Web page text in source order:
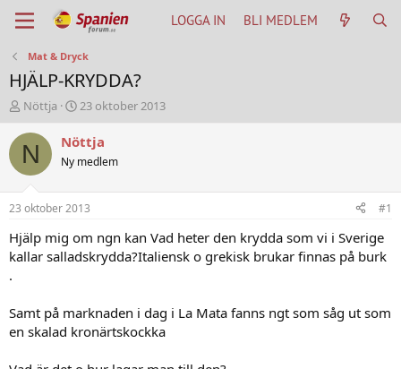
LOGGA IN BLI MEDLEM
Mat & Dryck
HJÄLP-KRYDDA?
T
h
r
e
t
a
r
t
Nöttja
S
t
a
t
a
t
u
m
23 oktober 2013
N Nöttja
Ny medlem
23 oktober 2013 #1
Hjälp mig om ngn kan Vad heter den krydda som vi i Sverige
kallar salladskrydda?Italiensk o grekisk brukar finnas på burk
.
Samt på marknaden i dag i La Mata fanns ngt som såg ut som
en skalad kronärtskockka